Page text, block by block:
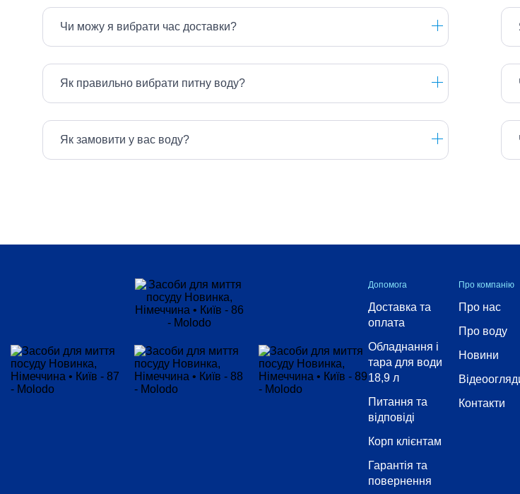
Країна-
виробник
Вибрати все
Чи можу я вибрати час доставки?
Як правильно вибрати питну воду?
Як замовити у вас воду?
Допомога
Доставка та
оплата
Обладнання і
тара для води
18,9 л
Питання та
відповіді
Корп клієнтам
Гарантія та
повернення
Про компанію
Про нас
Про воду
Новини
Контакти